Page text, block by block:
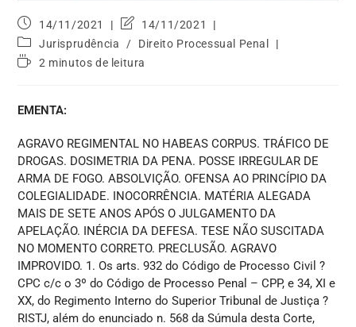
14/11/2021
14/11/2021
Jurisprudência
/
Direito Processual Penal
2 minutos de leitura
EMENTA:
AGRAVO REGIMENTAL NO HABEAS CORPUS. TRÁFICO DE
DROGAS. DOSIMETRIA DA PENA. POSSE IRREGULAR DE
ARMA DE FOGO. ABSOLVIÇÃO. OFENSA AO PRINCÍPIO DA
COLEGIALIDADE. INOCORRÊNCIA. MATÉRIA ALEGADA
MAIS DE SETE ANOS APÓS O JULGAMENTO DA
APELAÇÃO. INÉRCIA DA DEFESA. TESE NÃO SUSCITADA
NO MOMENTO CORRETO. PRECLUSÃO. AGRAVO
IMPROVIDO. 1. Os arts. 932 do Código de Processo Civil ?
CPC c/c o 3º do Código de Processo Penal – CPP, e 34, XI e
XX, do Regimento Interno do Superior Tribunal de Justiça ?
RISTJ, além do enunciado n. 568 da Súmula desta Corte,